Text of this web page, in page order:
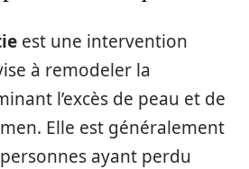
est une intervention
à remodeler la
l’excès de peau et de
Elle est généralement
ayant perdu